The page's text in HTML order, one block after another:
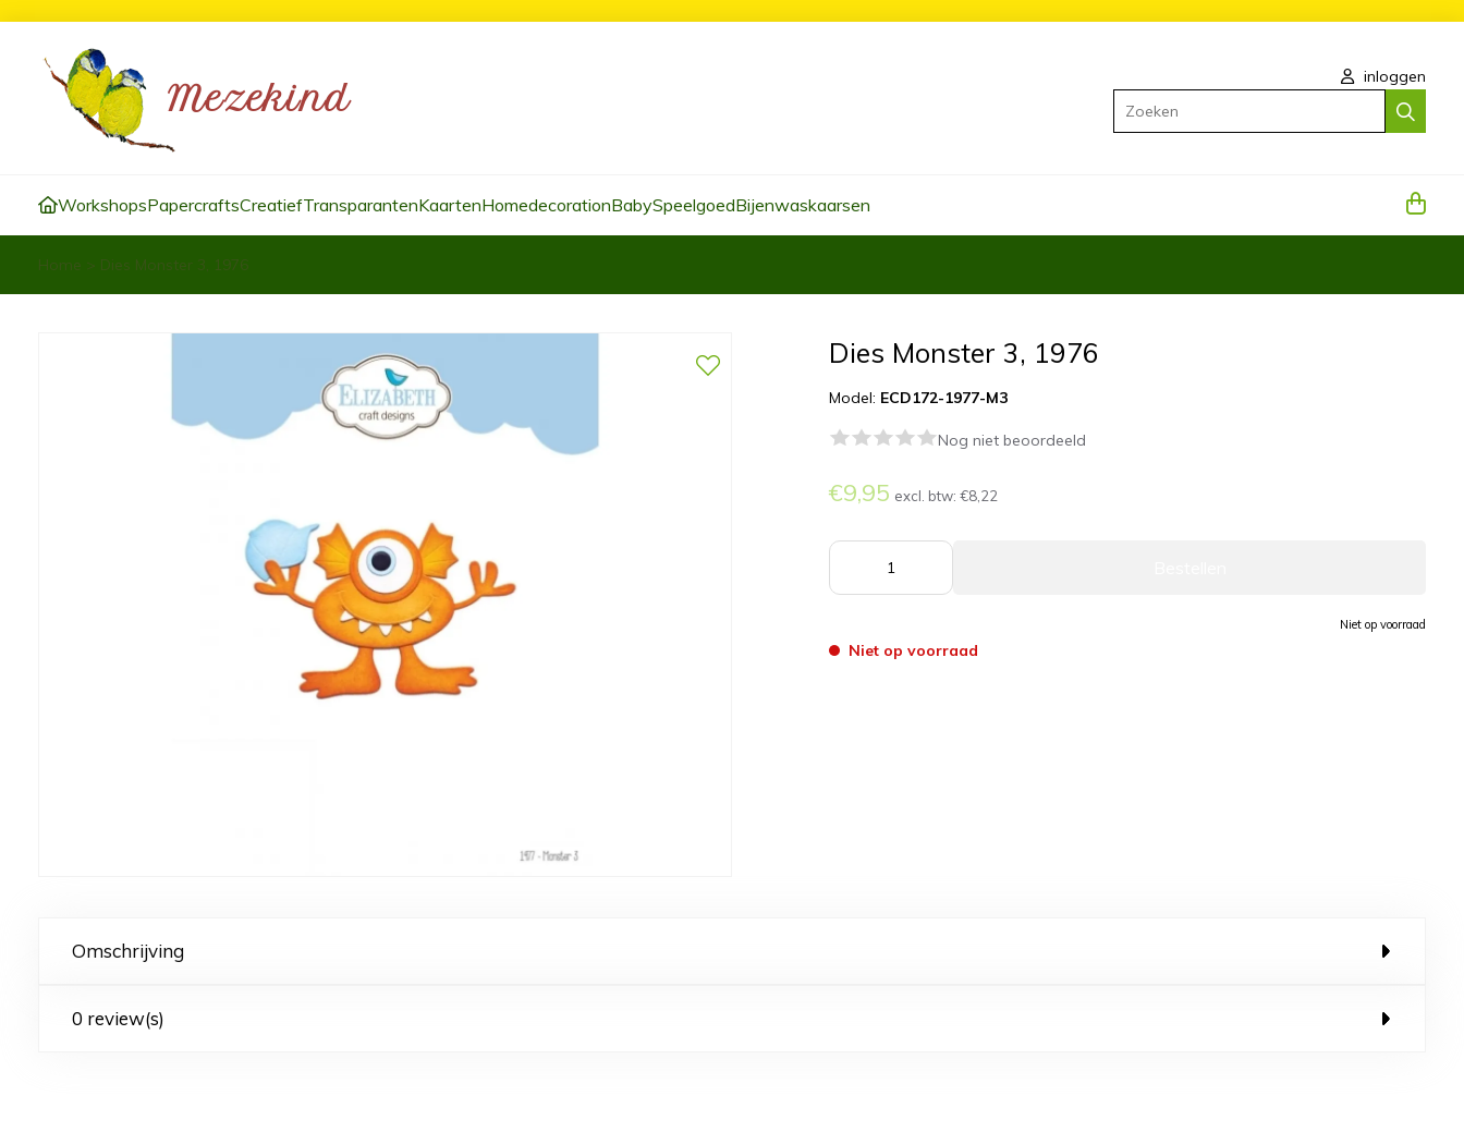
inloggen
Zoeken
WorkshopsPapercraftsCreatiefTransparantenKaartenHomedecorationBabySpeelgoedBijenwaskaarsen
Home Dies Monster 3, 1976
Dies Monster 3, 1976
Model: ECD172-1977-M3
Nog niet beoordeeld
€9,95 excl. btw:€8,22
Niet op voorraad
Niet op voorraad
Omschrijving
0 review(s)